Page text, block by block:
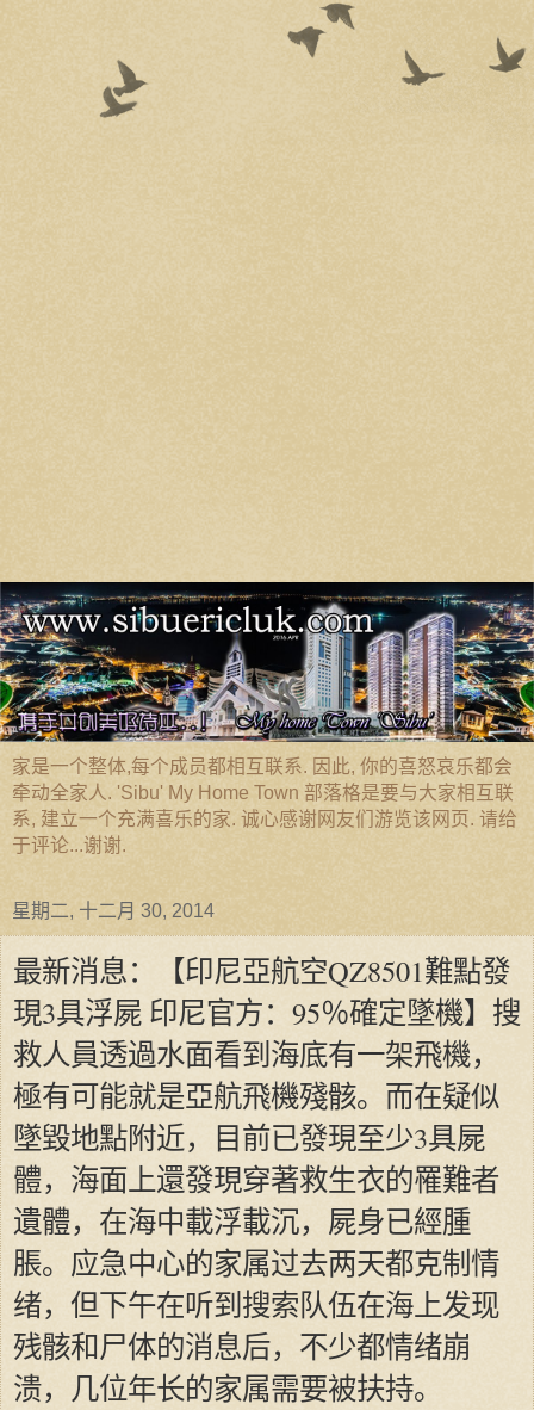
家是一个整体,每个成员都相互联系. 因此, 你的喜怒哀乐都会
牵动全家人. 'Sibu' My Home Town 部落格是要与大家相互联
系, 建立一个充满喜乐的家. 诚心感谢网友们游览该网页. 请给
于评论...谢谢.
星期二, 十二月 30, 2014
最新消息：【印尼亞航空QZ8501難點發
現3具浮屍 印尼官方：95％確定墜機】搜
救人員透過水面看到海底有一架飛機，
極有可能就是亞航飛機殘骸。而在疑似
墜毀地點附近，目前已發現至少3具屍
體，海面上還發現穿著救生衣的罹難者
遺體，在海中載浮載沉，屍身已經腫
脹。应急中心的家属过去两天都克制情
绪，但下午在听到搜索队伍在海上发现
残骸和尸体的消息后，不少都情绪崩
溃，几位年长的家属需要被扶持。